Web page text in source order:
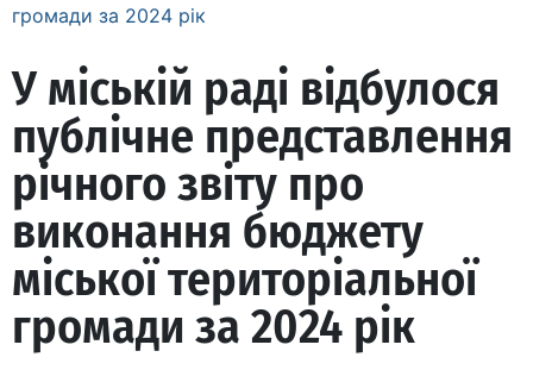
громади за 2024 рік
У міській раді відбулося
публічне представлення
річного звіту про
виконання бюджету
міської територіальної
громади за 2024 рік